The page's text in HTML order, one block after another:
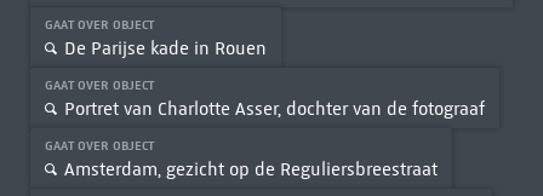
GAAT OVER OBJECT
De Parijse kade in Rouen
GAAT OVER OBJECT
Portret van Charlotte Asser, dochter van de fotograaf
GAAT OVER OBJECT
Amsterdam, gezicht op de Reguliersbreestraat